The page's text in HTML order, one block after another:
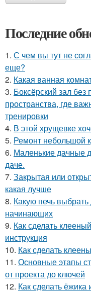
Последние
1. С чем вы тут не
еще?
2. Какая ванная
3. Боксёрский зал без
пространства, где
тренировки
4. В этой хрущевке
5. Ремонт небольшой
6. Маленькие дачные
даче.
7. Закрытая или
какая лучше
8. Какую печь
начинающих
9. Как сделать
инструкция
10. Как сделать
11. Основные этапы
от проекта до ключей
12. Как сделать ёжика